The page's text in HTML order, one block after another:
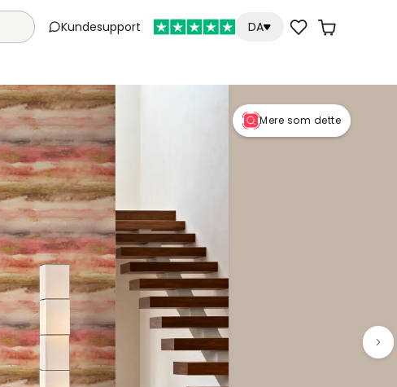
Kundesupport DA
Mere som dette